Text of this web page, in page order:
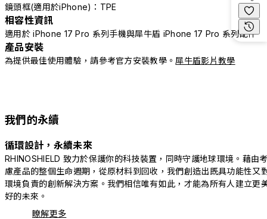
鏡頭框(適用於iPhone)：TPE
相容性資訊
適用於 iPhone 17 Pro 系列手機與犀牛盾 iPhone 17 Pro 系列配件
產品安裝
為提供最佳使用體驗，請參考官方安裝教學。 犀牛盾影片教學
我們的永續
循環設計，永續未來
RHINOSHIELD 致力於保護你的科技裝置，同時守護地球環境。藉由
慮產品的整個生命週期，從原材料到回收，我們創造出既具功能性又
環境負責的創新解決方案。我們相信唯有如此，才能為所有人建立更
好的未來。
瞭解更多